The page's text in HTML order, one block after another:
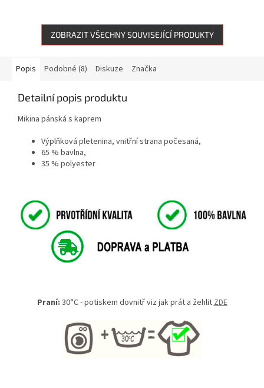
ZOBRAZIT VŠECHNY SOUVISEJÍCÍ PRODUKTY
Popis Podobné (8) Diskuze Značka
Detailní popis produktu
Mikina pánská s kaprem
Výplňková pletenina, vnitřní strana počesaná,
65 % bavlna,
35 % polyester
Praní: 30°C - potiskem dovnitř viz jak prát a žehlitZDE